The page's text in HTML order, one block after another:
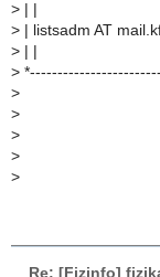
>
> | listsadm AT
>
>
>
>
>
>
>
Re: [Fizinfo]